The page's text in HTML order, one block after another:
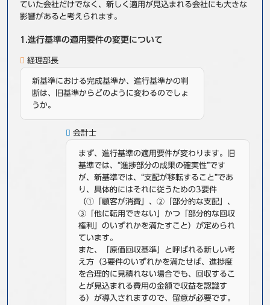
株主・投資家情報
セミナ−
ニュース
お問い合わせ
ていた会社だけでなく、新しく適用が見込まれる会社にも大きな
影響があると考えられます。
1.進行基準の適用要件の変更について
経理部長
新基準における完成基準か、進行基準かの判
断は、旧基準からどのように変わるのでしょ
うか。
会計士
まず、進行基準の適用要件が変わります。旧
基準では、“進捗部分の成果の確実性”です
が、新基準では、“支配が移転すること”であ
り、具体的にはそれに従うための3要件
（①「顧客が消費」、②「部分的な支配」、
③「他に転用できない」かつ「部分的な回収
権利」のいずれかを満たすこと）が定められ
ています。
また、「原価回収基準」と呼ばれる新しい考
え方（3要件のいずれかを満たせば、進捗度
を合理的に見積れない場合でも、回収するこ
とが見込まれる費用の金額で収益を認識す
る）が導入されますので、留意が必要です。